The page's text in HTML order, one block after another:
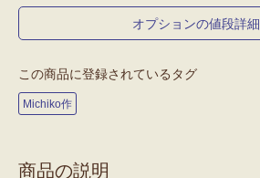
オプションの値段詳細
この商品に登録されているタグ
Michiko作
商品の説明